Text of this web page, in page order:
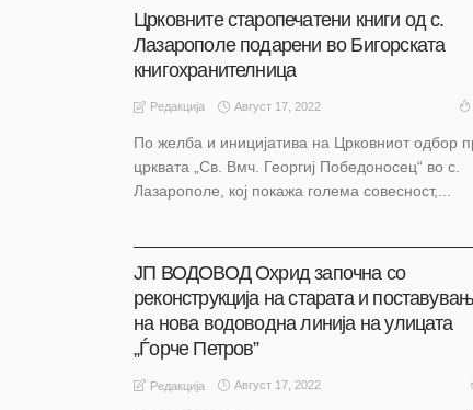
Црковните старопечатени книги од с.
Лазарополе подарени во Бигорската
книгохранителница
Редакција Август 17, 2022
По желба и иницијатива на Црковниот одбор
црквата „Св. Вмч. Георгиј Победоносец“ во с.
Лазарополе, кој покажа голема совесност,...
ЈП ВОДОВОД Охрид започна со
реконструкција на старата и
на нова водоводна линија на улицата
„Ѓорче Петров”
Редакција Август 17, 2022